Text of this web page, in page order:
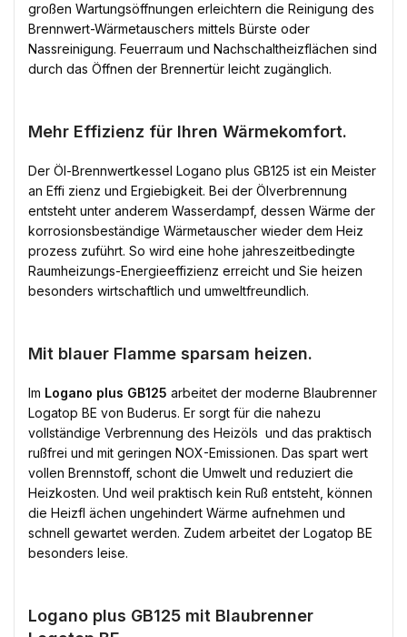
großen Wartungsöffnungen erleichtern die Reinigung des
Brennwert-Wärmetauschers mittels Bürste oder
Nassreinigung. Feuerraum und Nachschaltheizflächen sind
durch das Öffnen der Brennertür leicht zugänglich.
Mehr Effizienz für Ihren Wärmekomfort.
Der Öl-Brennwertkessel Logano plus GB125 ist ein Meister
an Effi zienz und Ergiebigkeit. Bei der Ölverbrennung
entsteht unter anderem Wasserdampf, dessen Wärme der
korrosionsbeständige Wärmetauscher wieder dem Heiz
prozess zuführt. So wird eine hohe jahreszeitbedingte
Raumheizungs-Energieeffizienz erreicht und Sie heizen
besonders wirtschaftlich und umweltfreundlich.
Mit blauer Flamme sparsam heizen.
Im Logano plus GB125 arbeitet der moderne Blaubrenner
Logatop BE von Buderus. Er sorgt für die nahezu
vollständige Verbrennung des Heizöls  und das praktisch
rußfrei und mit geringen NOX-Emissionen. Das spart wert
vollen Brennstoff, schont die Umwelt und reduziert die
Heizkosten. Und weil praktisch kein Ruß entsteht, können
die Heizfl ächen ungehindert Wärme aufnehmen und
schnell gewartet werden. Zudem arbeitet der Logatop BE
besonders leise.
Logano plus GB125 mit Blaubrenner